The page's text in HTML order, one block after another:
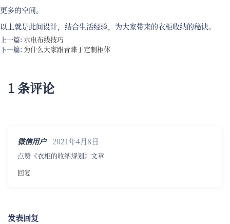
更多的空间。
以上就是此间设计，结合生活经验，为大家带来的衣柜收纳的秘诀。
上一篇: 水电布线技巧
下一篇: 为什么大家跟青睐于定制柜体
1 条评论
微信用户 2021年4月8日
点赞《衣柜的收纳规划》文章
回复
发表回复